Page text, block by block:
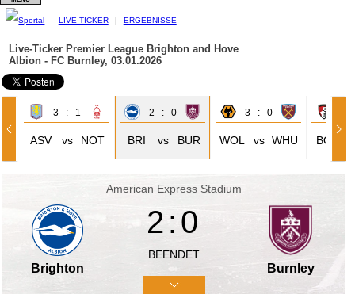
LIVE-TICKER | ERGEBNISSE
Live-Ticker Premier League Brighton and Hove
Albion - FC Burnley, 03.01.2026
3 : 1
ASV vs NOT
2 : 0
BRI vs BUR
3 : 0
WOL vs WHU BOU
American Express Stadium
Brighton
2:0
BEENDET
Burnley